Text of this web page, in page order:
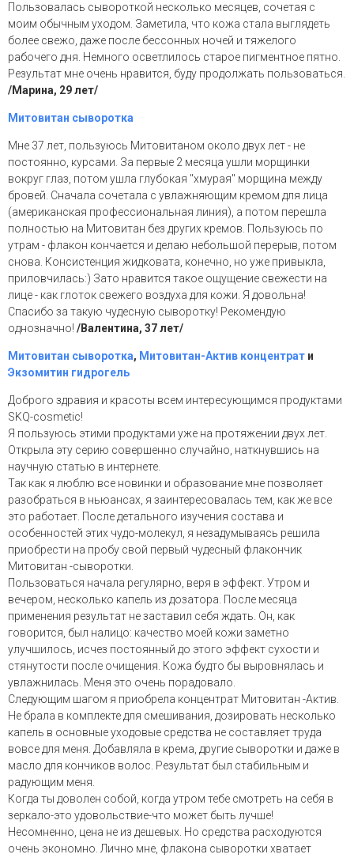
Пользовалась сывороткой несколько месяцев, сочетая с
моим обычным уходом. Заметила, что кожа стала выглядеть
более свежо, даже после бессонных ночей и тяжелого
рабочего дня. Немного осветлилось старое пигментное пятно.
Результат мне очень нравится, буду продолжать пользоваться.
/Марина, 29 лет/
Митовитан сыворотка
Мне 37 лет, пользуюсь Митовитаном около двух лет - не
постоянно, курсами. За первые 2 месяца ушли морщинки
вокруг глаз, потом ушла глубокая "хмурая" морщина между
бровей. Сначала сочетала с увлажняющим кремом для лица
(американская профессиональная линия), а потом перешла
полностью на Митовитан без других кремов. Пользуюсь по
утрам - флакон кончается и делаю небольшой перерыв, потом
снова. Консистенция жидковата, конечно, но уже привыкла,
приловчилась:) Зато нравится такое ощущение свежести на
лице - как глоток свежего воздуха для кожи. Я довольна!
Спасибо за такую чудесную сыворотку! Рекомендую
однозначно! /Валентина, 37 лет/
Митовитан сыворотка, Митовитан-Актив концентрат и
Экзомитин гидрогель
Доброго здравия и красоты всем интересующимся продуктами
SKQ-cosmetic!
Я пользуюсь этими продуктами уже на протяжении двух лет.
Открыла эту серию совершенно случайно, наткнувшись на
научную статью в интернете.
Так как я люблю все новинки и образование мне позволяет
разобраться в ньюансах, я заинтересовалась тем, как же все
это работает. После детального изучения состава и
особенностей этих чудо-молекул, я незадумываясь решила
приобрести на пробу свой первый чудесный флакончик
Митовитан -сыворотки.
Пользоваться начала регулярно, веря в эффект. Утром и
вечером, несколько капель из дозатора. После месяца
применения результат не заставил себя ждать. Он, как
говорится, был налицо: качество моей кожи заметно
улучшилось, исчез постоянный до этого эффект сухости и
стянутости после очищения. Кожа будто бы выровнялась и
увлажнилась. Меня это очень порадовало.
Следующим шагом я приобрела концентрат Митовитан -Актив.
Не брала в комплекте для смешивания, дозировать несколько
капель в основные уходовые средства не составляет труда
вовсе для меня. Добавляла в крема, другие сыворотки и даже в
масло для кончиков волос. Результат был стабильным и
радующим меня.
Когда ты доволен собой, когда утром тебе смотреть на себя в
зеркало-это удовольствие-что может быть лучше!
Несомненно, цена не из дешевых. Но средства расходуются
очень экономно. Лично мне, флакона сыворотки хватает